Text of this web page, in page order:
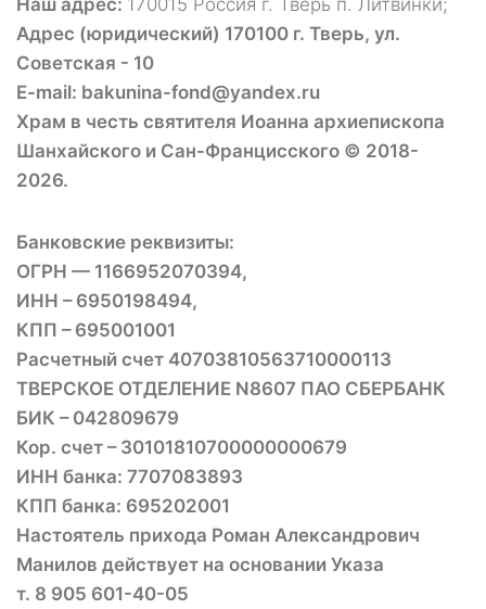
Адрес (юридический) 170100 г. Тверь, ул.
Советская - 10
E-mail: bakunina-fond@yandex.ru
Храм в честь святителя Иоанна архиепископа
Шанхайского и Сан-Францисского © 2018-
2026.
Банковские реквизиты:
ОГРН — 1166952070394,
ИНН – 6950198494,
КПП – 695001001
Расчетный счет 40703810563710000113
ТВЕРСКОЕ ОТДЕЛЕНИЕ N8607 ПАО СБЕРБАНК
БИК – 042809679
Кор. счет – 30101810700000000679
ИНН банка: 7707083893
КПП банка: 695202001
Настоятель прихода Роман Александрович
Манилов действует на основании Указа
т. 8 905 601-40-05